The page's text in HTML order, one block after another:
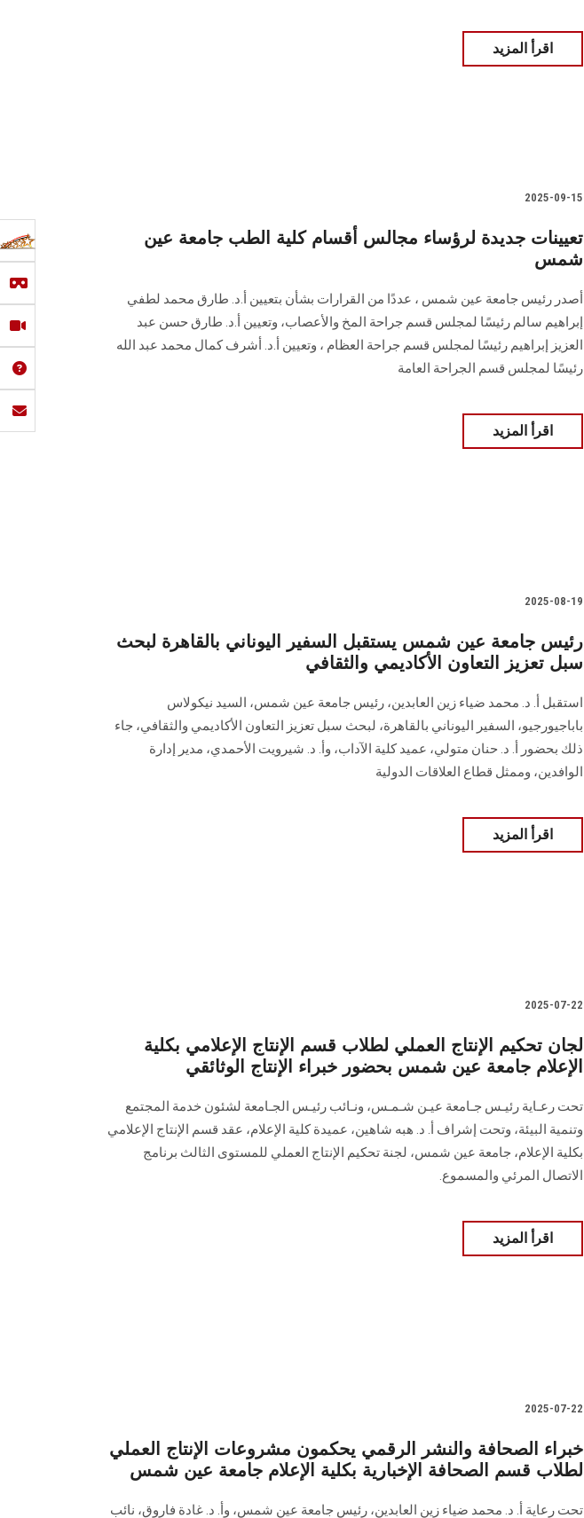
اقرأ المزيد
2025-09-15
تعيينات جديدة لرؤساء مجالس أقسام كلية الطب جامعة عين
شمس
أصدر رئيس جامعة عين شمس ، عددًا من القرارات بشأن بتعيين أ.د. طارق محمد لطفي
إبراهيم سالم رئيسًا لمجلس قسم جراحة المخ والأعصاب، وتعيين أ.د. طارق حسن عبد
العزيز إبراهيم رئيسًا لمجلس قسم جراحة العظام ، وتعيين أ.د. أشرف كمال محمد عبد الله
رئيسًا لمجلس قسم الجراحة العامة
اقرأ المزيد
2025-08-19
رئيس جامعة عين شمس يستقبل السفير اليوناني بالقاهرة لبحث
سبل تعزيز التعاون الأكاديمي والثقافي
استقبل أ. د. محمد ضياء زين العابدين، رئيس جامعة عين شمس، السيد نيكولاس
باباجيورجيو، السفير اليوناني بالقاهرة، لبحث سبل تعزيز التعاون الأكاديمي والثقافي، جاء
ذلك بحضور أ. د. حنان متولي، عميد كلية الآداب، وأ. د. شيرويت الأحمدي، مدير إدارة
الوافدين، وممثل قطاع العلاقات الدولية
اقرأ المزيد
2025-07-22
لجان تحكيم الإنتاج العملي لطلاب قسم الإنتاج الإعلامي بكلية
الإعلام جامعة عين شمس بحضور خبراء الإنتاج الوثائقي
تحت رعـاية رئيـس جـامعة عيـن شـمـس، ونـائب رئيـس الجـامعة لشئون خدمة المجتمع
وتنمية البيئة، وتحت إشراف أ. د. هبه شاهين، عميدة كلية الإعلام، عقد قسم الإنتاج الإعلامي
بكلية الإعلام، جامعة عين شمس، لجنة تحكيم الإنتاج العملي للمستوى الثالث برنامج
الاتصال المرئي والمسموع.
اقرأ المزيد
2025-07-22
خبراء الصحافة والنشر الرقمي يحكمون مشروعات الإنتاج العملي
لطلاب قسم الصحافة الإخبارية بكلية الإعلام جامعة عين شمس
تحت رعاية أ. د. محمد ضياء زين العابدين، رئيس جامعة عين شمس، وأ. د. غادة فاروق، نائب